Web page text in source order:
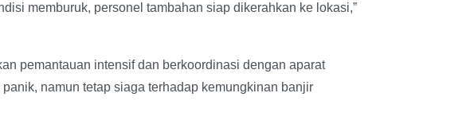
memburuk, personel tambahan siap dikerahkan ke lokasi,”
pemantauan intensif dan berkoordinasi dengan aparat
namun tetap siaga terhadap kemungkinan banjir